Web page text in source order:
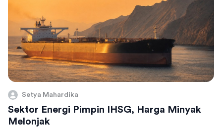
Setya Mahardika
Sektor Energi Pimpin IHSG, Harga Minyak
Melonjak